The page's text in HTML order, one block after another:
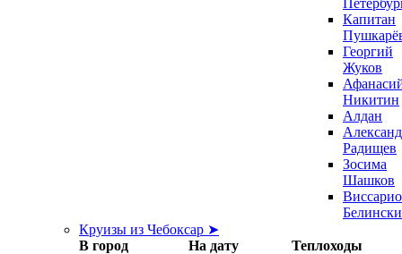
Капитан
Георгий
Жуков
Никитин
Алдан
Радищев
Зосима
Шашков
Круизы из Чебоксар ➤
В город
На дату Теплоходы